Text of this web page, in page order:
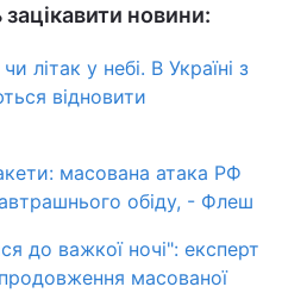
новини:
літак у небі. В Україні з
відновити
масована атака РФ
обіду, - Флеш
до важкої ночі": експерт
масованої